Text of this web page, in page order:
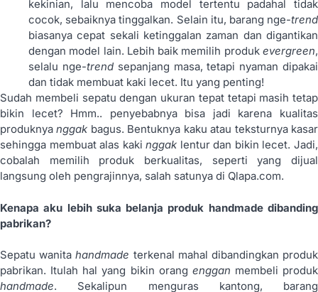
kekinian, lalu mencoba model tertentu padahal tidak
cocok, sebaiknya tinggalkan. Selain itu, barang nge-trend
biasanya cepat sekali ketinggalan zaman dan digantikan
dengan model lain. Lebih baik memilih produk evergreen,
selalu nge-trendsepanjang masa, tetapi nyaman dipakai
dan tidak membuat kaki lecet. Itu yang penting!
Sudah membeli sepatu dengan ukuran tepat tetapi masih tetap
bikin lecet? Hmm.. penyebabnya bisa jadi karena kualitas
produknyanggak bagus. Bentuknya kaku atau teksturnya kasar
sehingga membuat alas kakinggak lentur dan bikin lecet. Jadi,
cobalah memilih produk berkualitas, seperti yang dijual
langsung oleh pengrajinnya, salah satunya di Qlapa.com.
Kenapa aku lebih suka belanja produk handmade dibanding
pabrikan?
Sepatu wanitahandmade terkenal mahal dibandingkan produk
pabrikan. Itulah hal yang bikin orang enggan membeli produk
handmade. Sekalipun menguras kantong, barang